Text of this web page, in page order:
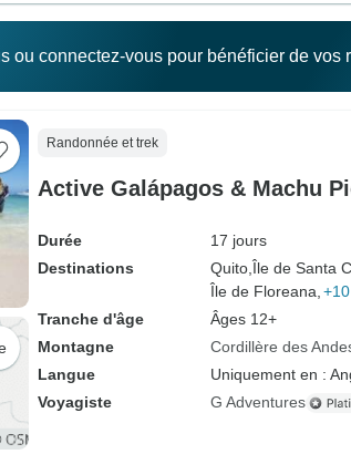
ou connectez-vous pour bénéficier de vos
Randonnée et trek
Active Galápagos & Machu
Durée
17 jours
Destinations
Quito, Île de Santa
Île de Floreana,
Tranche d'âge
Âges 12+
Montagne
Cordillère des
Langue
Uniquement en :
Voyagiste
G Adventures